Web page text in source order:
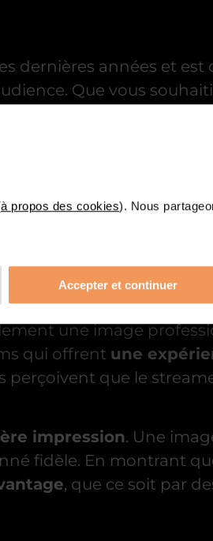
à propos des cookies). Nous
Accepter et continuer
dernières années et
Que vous
une caméra et un
premières minutes
pourbâtirune
une image
qui offrent une
perçoivent que le
impression. Une
fidèle. En montrant
, que ce soit par